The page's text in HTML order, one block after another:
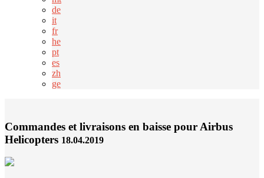
de
it
fr
he
pt
es
zh
ge
Commandes et livraisons en baisse pour Airbus
Helicopters 18.04.2019